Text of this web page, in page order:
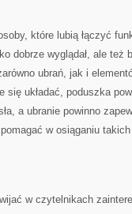
które lubią łączyć
dobrze wyglądał, ale też
ubrań, jak i
się układać, poduszka
a ubranie powinno
w osiąganiu
w czytelnikach